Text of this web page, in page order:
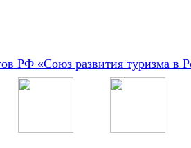
РФ «Союз развития туризма в